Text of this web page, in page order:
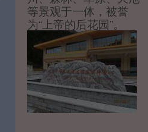
等景观于一体，被誉
为“上帝的后花园”。